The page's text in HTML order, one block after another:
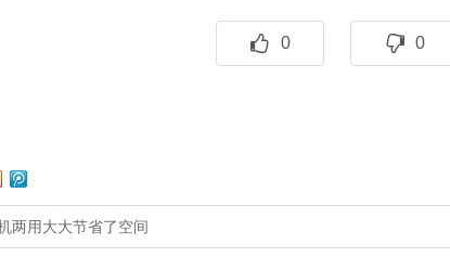
0 0
两用大大节省了空间